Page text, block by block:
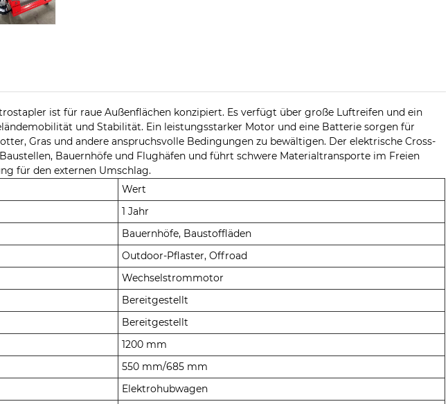
ist für raue Außenflächen konzipiert. Es verfügt über große Luftreifen und ein
und Stabilität. Ein leistungsstarker Motor und eine Batterie sorgen für
Gras und andere anspruchsvolle Bedingungen zu bewältigen. Der elektrische Cross-
Bauernhöfe und Flughäfen und führt schwere Materialtransporte im Freien
für den externen Umschlag.
Wert
1 Jahr
Bauernhöfe, Baustoffläden
Outdoor-Pflaster, Offroad
Wechselstrommotor
Bereitgestellt
Bereitgestellt
1200 mm
550 mm/685 mm
Elektrohubwagen